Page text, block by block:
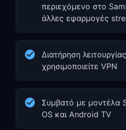
περιεχόμενο στο
άλλες εφαρμογές
Διατήρηση
χρησιμοποιείτε VPN
Συμβατό με μοντέλα
OS και Android TV